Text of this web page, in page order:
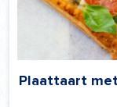
Plaattaart